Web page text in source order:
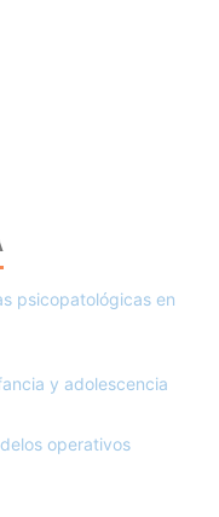
psicopatológicas en
y adolescencia
operativos